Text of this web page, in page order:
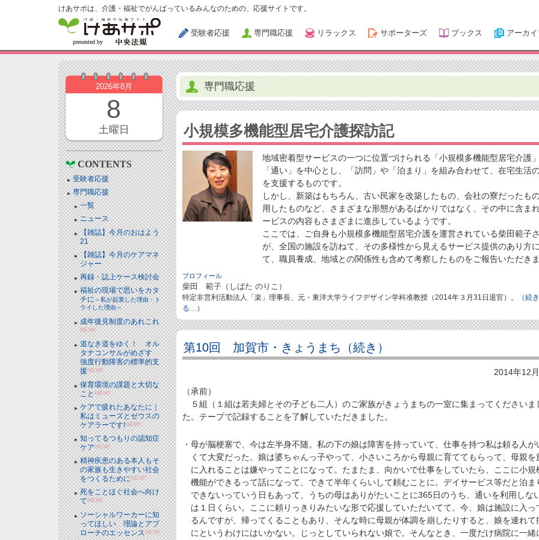
けあサポは、介護・福祉でがんばっているみんなのための、応援サイトです。
受験者応援 専門職応援 リラックス サポーターズ ブックス アーカ
2026年8月
8
土曜日
CONTENTS
受験者応援
専門職応援
一覧
ニュース
【雑誌】今月のおはよう
21
【雑誌】今月のケアマネ
ジャー
再録・誌上ケース検討会
福祉の現場で思いをカタ
チに～私が起業した理由・ト
ライした理由～
成年後見制度のあれこれ
NEW!
道なき道をゆく！ オル
タナコンサルがめざす
強度行動障害の標準的支
援NEW!
保育環境の課題と大切な
ことNEW!
ケアで疲れたあなたに｜
私はミューズとゼウスの
ケアラーです!NEW!
知ってるつもりの認知症
ケアNEW!
精神疾患のある本人もそ
の家族も生きやすい社会
をつくるためにNEW!
死をことほぐ社会へ向け
てNEW!
ソーシャルワーカーに知
ってほしい 理論とアプ
ローチのエッセンスNEW!
専門職応援
小規模多機能型居宅介護探訪記
地域密着型サービスの一つに位置づけられる「小規模多機能型居宅介護
「通い」を中心とし、「訪問」や「泊まり」を組み合わせて、在宅生活
を支援するものです。
しかし、新築はもちろん、古い民家を改築したもの、会社の寮だったも
用したものなど、さまざまな形態があるばかりではなく、その中に含ま
ービスの内容もさまざまに進歩しているようです。
ここでは、ご自身も小規模多機能型居宅介護を運営されている柴田範子
が、全国の施設を訪ねて、その多様性から見えるサービス提供のあり方
て、職員養成、地域との関係性も含めて考察したものをご報告いただき
プロフィール
柴田 範子（しばた のりこ）
特定非営利活動法人「楽」理事長、元・東洋大学ライフデザイン学科准教授（2014年３月31日退官）。
（続
る…）
第10回 加賀市・きょうまち（続き）
2014年12
（承前）
５組（１組は若夫婦とその子ども二人）のご家族がきょうまちの一室に集まってくださいま
た。テープで記録することを了解していただきました。
・母が脳梗塞で、今は左半身不随。私の下の娘は障害を持っていて、仕事を持つ私は頼る人が
くて大変だった。娘は婆ちゃんっ子やって、小さいころから母親に育ててもらって、母親を
に入れることは嫌やってことになって。たまたま、向かいで仕事をしていたら、ここに小規
機能ができるって話になって、できて半年くらいして頼むことに。デイサービス等だと泊ま
できないっていう日もあって、うちの母はありがたいことに365日のうち、通いを利用しな
は１日くらい。ここに頼りっきりみたいな形で応援していただいてて。今、娘は施設に入っ
るんですが、帰ってくることもあり、そんな時に母親が体調を崩したりすると、娘を連れて
にというわけにはいかない。じっとしていられない娘で。そんなとき、一度だけ病院に一緒